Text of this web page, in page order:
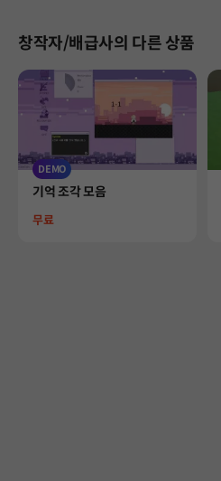
창작자/배급사의 다른 상품
DEMO
Product
기억 조각 모음
Price
무료